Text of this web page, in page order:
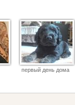
первый день дома